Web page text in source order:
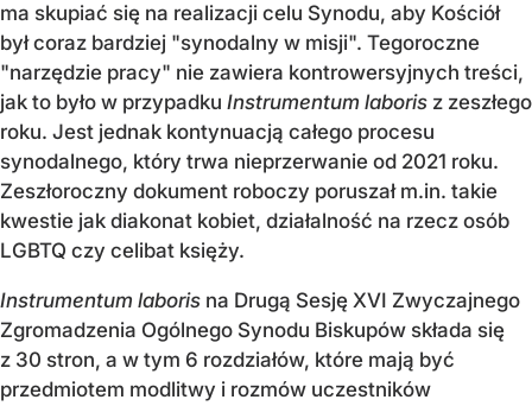
ma skupiać się na realizacji celu Synodu, aby Kościół
był coraz bardziej "synodalny w misji". Tegoroczne
"narzędzie pracy" nie zawiera kontrowersyjnych treści,
jak to było w przypadku Instrumentum laboris z zeszłego
roku. Jest jednak kontynuacją całego procesu
synodalnego, który trwa nieprzerwanie od 2021 roku.
Zeszłoroczny dokument roboczy poruszał m.in. takie
kwestie jak diakonat kobiet, działalność na rzecz osób
LGBTQ czy celibat księży.
Instrumentum laboris na Drugą Sesję XVI Zwyczajnego
Zgromadzenia Ogólnego Synodu Biskupów składa się
z 30 stron, a w tym 6 rozdziałów, które mają być
przedmiotem modlitwy i rozmów uczestników